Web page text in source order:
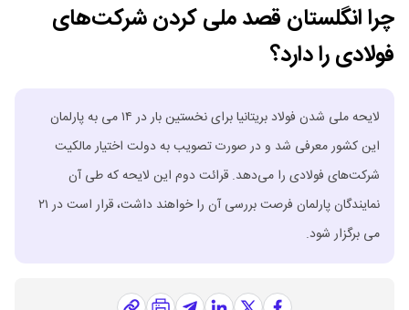
چرا انگلستان قصد ملی کردن شرکت‌های
فولادی را دارد؟
لایحه ملی شدن فولاد بریتانیا برای نخستین بار در ۱۴ می به پارلمان
این کشور معرفی شد و در صورت تصویب به دولت اختیار مالکیت
شرکت‌های فولادی را می‌دهد. قرائت دوم این لایحه که طی آن
نمایندگان پارلمان فرصت بررسی آن را خواهند داشت، قرار است در ۲۱
می برگزار شود.